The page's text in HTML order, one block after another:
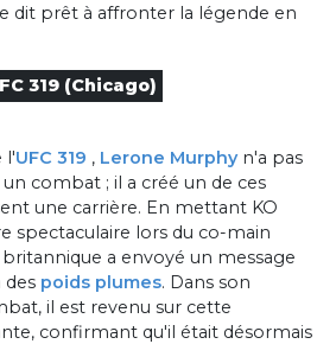
dit prêt à affronter la légende en
319 (Chicago)
l'UFC 319 , Lerone Murphyn'a pas
combat ; il a créé un de ces
une carrière. En mettant KO
spectaculaire lors du co-main
a envoyé un message
des poids plumes. Dans son
il est revenu sur cette
confirmant qu'il était désormais